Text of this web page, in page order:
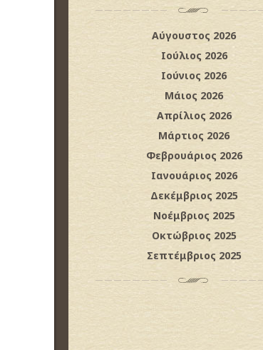
Αύγουστος 2026
Ιούλιος 2026
Ιούνιος 2026
Μάιος 2026
Απρίλιος 2026
Μάρτιος 2026
Φεβρουάριος 2026
Ιανουάριος 2026
Δεκέμβριος 2025
Νοέμβριος 2025
Οκτώβριος 2025
Σεπτέμβριος 2025